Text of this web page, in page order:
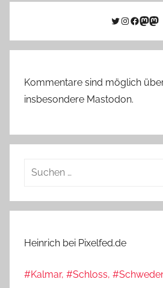
Twitter
Instagram
Link zu
Kommentare sind möglich
insbesondere Mastodon.
Suchen
Heinrich bei Pixelfed.de
#Kalmar, #Schloss,